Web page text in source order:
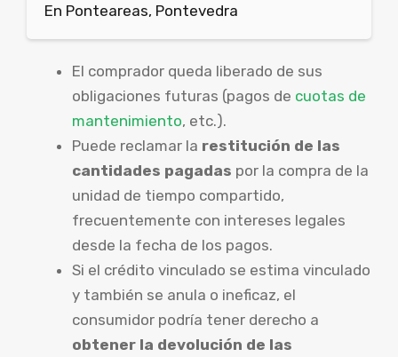
En Ponteareas, Pontevedra
El comprador queda liberado de sus
obligaciones futuras (pagos de cuotas de
mantenimiento, etc.).
Puede reclamar la restitución de las
cantidades pagadas por la compra de la
unidad de tiempo compartido,
frecuentemente con intereses legales
desde la fecha de los pagos.
Si el crédito vinculado se estima vinculado
y también se anula o ineficaz, el
consumidor podría tener derecho a
obtener la devolución de las